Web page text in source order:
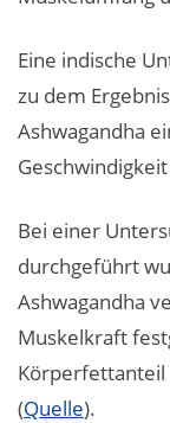
Eine indische
zu dem
Ashwagandha
Bei einer
durchgeführt
Ashwagandha
Muskelkraft
(Quelle).